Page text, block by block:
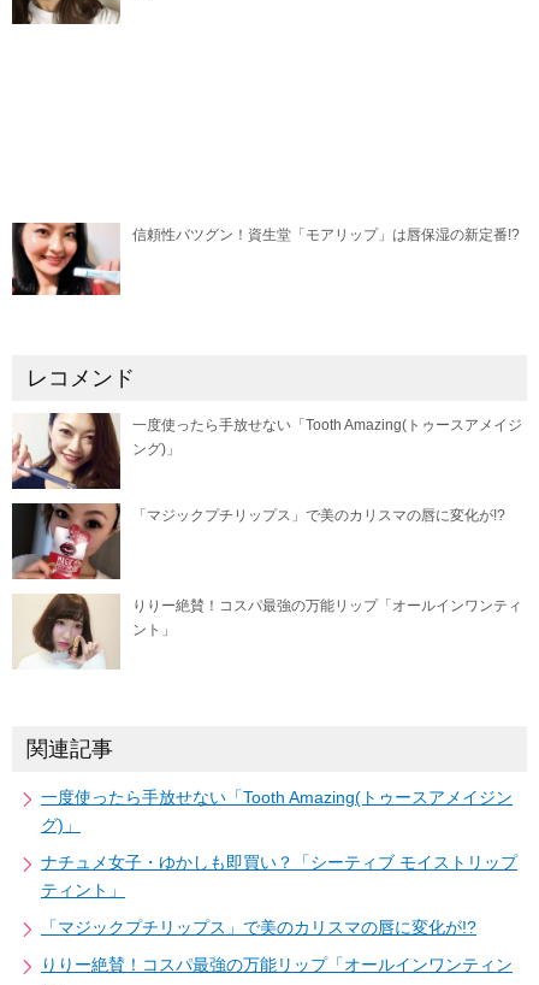
信頼性バツグン！資生堂「モアリップ」は唇保湿の新定番!?
レコメンド
一度使ったら手放せない「Tooth Amazing(トゥースアメイジ
ング)」
「マジックプチリップス」で美のカリスマの唇に変化が!?
りりー絶賛！コスパ最強の万能リップ「オールインワンティ
ント」
関連記事
一度使ったら手放せない「Tooth Amazing(トゥースアメイジン
グ)」
ナチュメ女子・ゆかしも即買い？「シーティブ モイストリップ
ティント」
「マジックプチリップス」で美のカリスマの唇に変化が!?
りりー絶賛！コスパ最強の万能リップ「オールインワンティン